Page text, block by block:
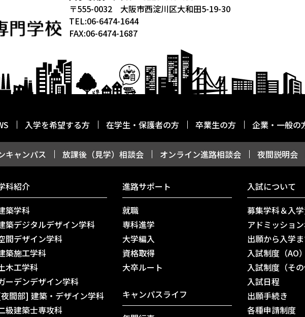
〒555-0032 大阪市西淀川区大和田5-19-30
TEL:06-6474-1644
FAX:06-6474-1687
入学を希望する方 在学生・保護者の方 卒業生の方 企業・一般の
キャンパス 放課後（見学）相談会 オンライン進路相談会 夜間説明会
科紹介
築学科
築デジタルデザイン学科
間デザイン学科
築施工学科
木工学科
ーデンデザイン学科
間部] 建築・デザイン学科
級建築士専攻科
進路サポート
就職
専科進学
大学編入
資格取得
⼤卒ルート
キャンパスライフ
入試について
募集学科＆入
アドミッショ
出願から入学
入試制度（AO）
入試制度（その
入試日程
出願手続き
各種申請制度